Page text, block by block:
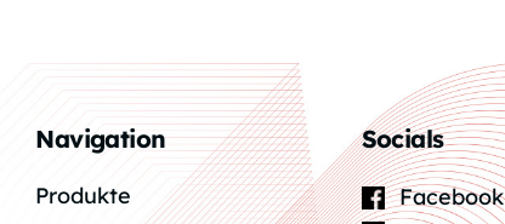
Navigation
Produkte
Socials
Facebook